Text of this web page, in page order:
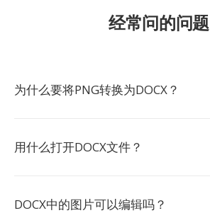
经常问的问题
为什么要将PNG转换为DOCX？
用什么打开DOCX文件？
DOCX中的图片可以编辑吗？